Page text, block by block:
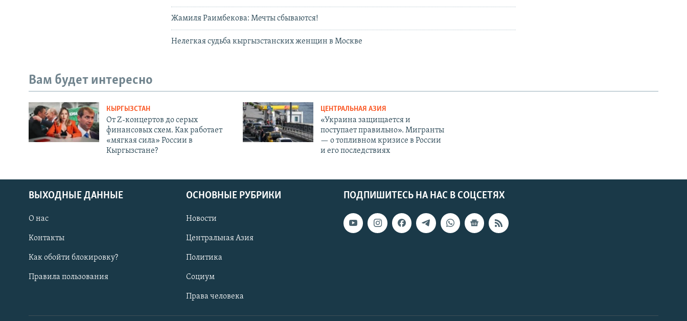
Жамиля Раимбекова: Мечты сбываются!
Нелегкая судьба кыргызстанских женщин в Москве
Вам будет интересно
КЫРГЫЗСТАН
От Z-концертов до серых
финансовых схем. Как работает
«мягкая сила» России в
Кыргызстане?
ЦЕНТРАЛЬНАЯ АЗИЯ
«Украина защищается и
поступает правильно». Мигранты
— о топливном кризисе в России
и его последствиях
ПОДПИШИТЕСЬ НА НАС В СОЦСЕТЯХ
ВЫХОДНЫЕ ДАННЫЕ
О нас
Контакты
Как обойти блокировку?
Правила пользования
ОСНОВНЫЕ РУБРИКИ
Новости
Центральная Азия
Политика
Социум
Права человека